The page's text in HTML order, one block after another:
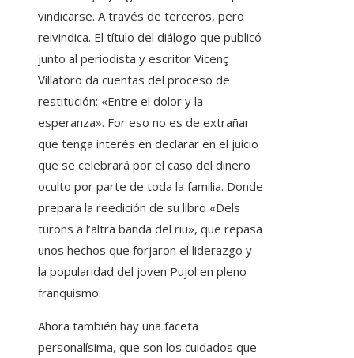
vindicarse. A través de terceros, pero
reivindica. El título del diálogo que publicó
junto al periodista y escritor Vicenç
Villatoro da cuentas del proceso de
restitución: «Entre el dolor y la
esperanza». For eso no es de extrañar
que tenga interés en declarar en el juicio
que se celebrará por el caso del dinero
oculto por parte de toda la familia. Donde
prepara la reedición de su libro «Dels
turons a l’altra banda del riu», que repasa
unos hechos que forjaron el liderazgo y
la popularidad del joven Pujol en pleno
franquismo.
Ahora también hay una faceta
personalísima, que son los cuidados que